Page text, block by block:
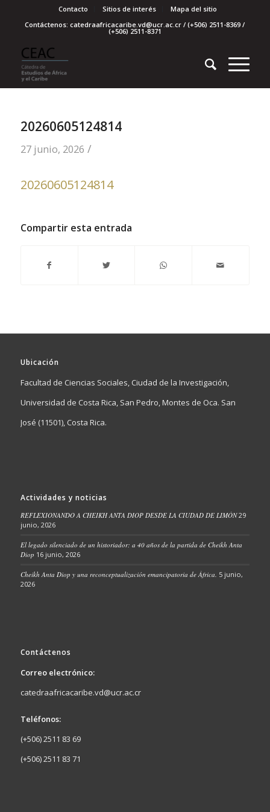
Contacto Sitios de interés
Mapa del sitio
Contáctenos: catedraafricacaribe.vd@ucr.ac.cr / (+506) 2511-8369 /
(+506) 2511-8371
20260605124814
27 junio, 2026 /
20260605124814
Compartir esta entrada
Ubicación
Facultad de Ciencias Sociales, Ciudad de la Investigación,
Universidad de Costa Rica, San Pedro, Montes de Oca. San
José (11501), Costa Rica.
Actividades y noticias
REFLEXIONANDO A CHEIKH ANTA DIOP DESDE LA CIUDAD DE LIMÓN 29
junio, 2026
El legado silenciado de un historiador: a 40 años de la partida de Cheikh Anta
Diop 16 junio, 2026
Cheikh Anta Diop y una reconceptualización emancipatoria de África. 5 junio,
2026
Contáctenos
Correo electrónico:
catedraafricacaribe.vd@ucr.ac.cr
Teléfonos:
(+506) 2511 83 69
(+506) 2511 83 71